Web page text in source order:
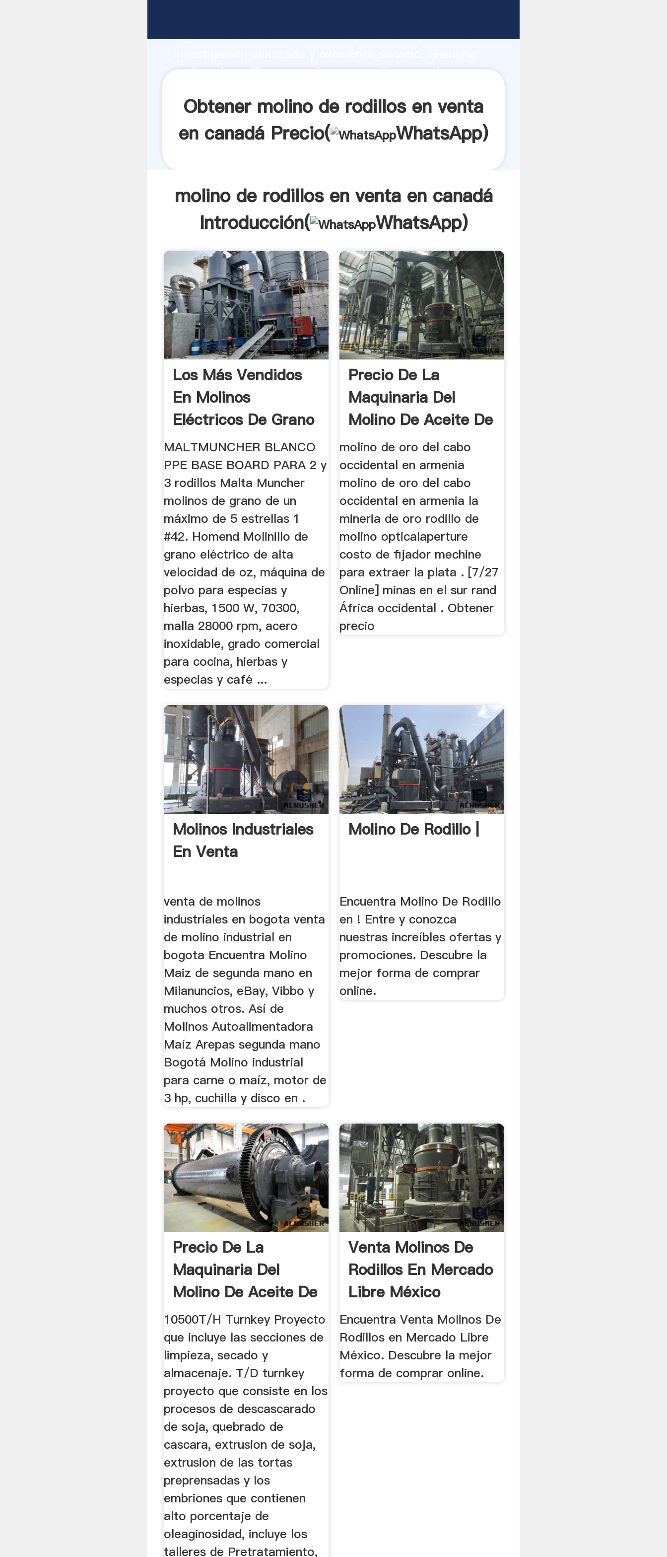
Agarrando fuerte capacidad de producción, fuerza de
molino de rodillos en venta en canadá proveedor crea
Obtener molino de rodillos en venta
en canadá Precio(
WhatsApp)
molino de rodillos en venta en canadá
Introducción(
WhatsApp)
Los Más Vendidos
En Molinos
Eléctricos De Grano
MALTMUNCHER BLANCO
PPE BASE BOARD PARA 2 y
3 rodillos Malta Muncher
molinos de grano de un
máximo de 5 estrellas 1
#42. Homend Molinillo de
grano eléctrico de alta
velocidad de oz, máquina de
polvo para especias y
hierbas, 1500 W, 70300,
malla 28000 rpm, acero
inoxidable, grado comercial
para cocina, hierbas y
especias y café ...
Precio De La
Maquinaria Del
Molino De Aceite De
Bengala ...
molino de oro del cabo
occidental en armenia
molino de oro del cabo
occidental en armenia la
mineria de oro rodillo de
molino opticalaperture
costo de fijador mechine
para extraer la plata . [7/27
Online] minas en el sur rand
África occidental . Obtener
precio
Molinos Industriales
En Venta
venta de molinos
industriales en bogota venta
de molino industrial en
bogota Encuentra Molino
Maiz de segunda mano en
Milanuncios, eBay, Vibbo y
muchos otros. Así de
Molinos Autoalimentadora
Maíz Arepas segunda mano
Bogotá Molino industrial
para carne o maíz, motor de
3 hp, cuchilla y disco en .
Molino De Rodillo |
Encuentra Molino De Rodillo
en ! Entre y conozca
nuestras increíbles ofertas y
promociones. Descubre la
mejor forma de comprar
online.
Precio De La
Maquinaria Del
Molino De Aceite De
Bengala ...
10500T/H Turnkey Proyecto
que incluye las secciones de
limpieza, secado y
almacenaje. T/D turnkey
proyecto que consiste en los
procesos de descascarado
de soja, quebrado de
cascara, extrusion de soja,
extrusion de las tortas
preprensadas y los
embriones que contienen
alto porcentaje de
oleaginosidad, incluye los
talleres de Pretratamiento,
Venta Molinos De
Rodillos En Mercado
Libre México
Encuentra Venta Molinos De
Rodillos en Mercado Libre
México. Descubre la mejor
forma de comprar online.